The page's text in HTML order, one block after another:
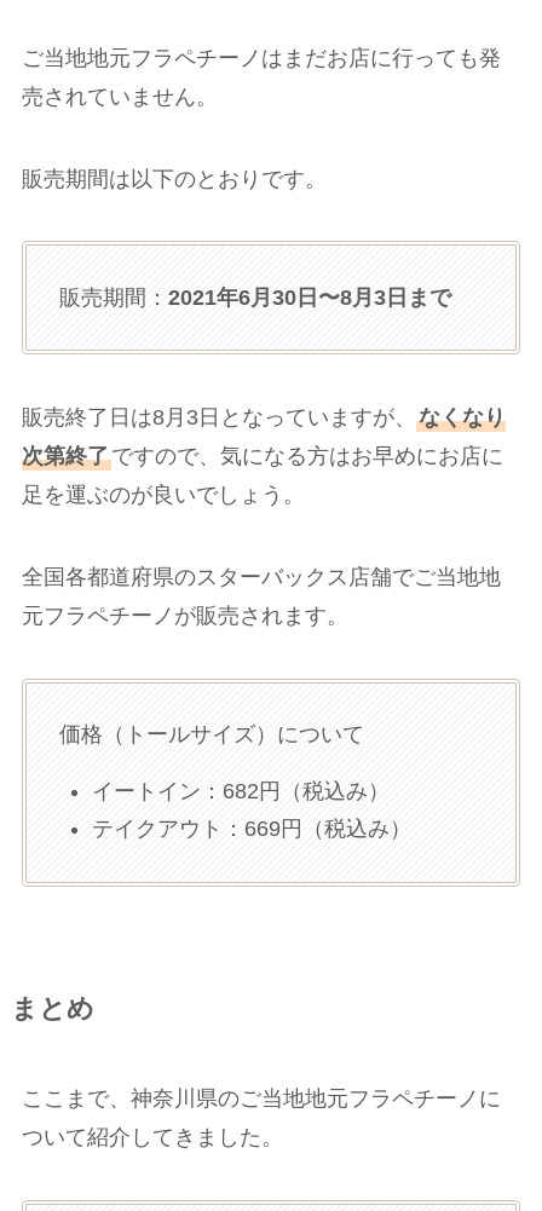
ご当地地元フラペチーノはまだお店に行っても発
売されていません。
販売期間は以下のとおりです。
販売期間： 2021年6月30日〜8月3日まで
販売終了日は8月3日となっていますが、 なくなり
次第終了ですので、気になる方はお早めにお店に
足を運ぶのが良いでしょう。
全国各都道府県のスターバックス店舗でご当地地
元フラペチーノが販売されます。
価格（トールサイズ）について
イートイン：682円（税込み）
テイクアウト：669円（税込み）
まとめ
ここまで、神奈川県のご当地地元フラペチーノに
ついて紹介してきました。